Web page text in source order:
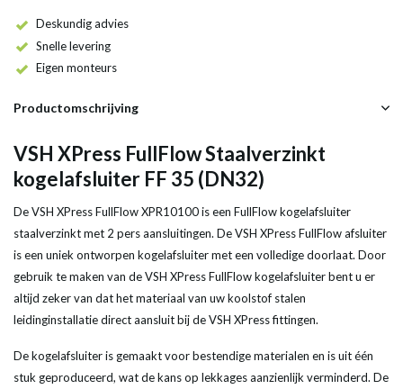
Deskundig advies
Snelle levering
Eigen monteurs
Productomschrijving
VSH XPress FullFlow Staalverzinkt
kogelafsluiter FF 35 (DN32)
De VSH XPress FullFlow XPR10100 is een FullFlow kogelafsluiter
staalverzinkt met 2 pers aansluitingen. De VSH XPress FullFlow afsluiter
is een uniek ontworpen kogelafsluiter met een volledige doorlaat. Door
gebruik te maken van de VSH XPress FullFlow kogelafsluiter bent u er
altijd zeker van dat het materiaal van uw koolstof stalen
leidinginstallatie direct aansluit bij de VSH XPress fittingen.
De kogelafsluiter is gemaakt voor bestendige materialen en is uit één
stuk geproduceerd, wat de kans op lekkages aanzienlijk verminderd. De